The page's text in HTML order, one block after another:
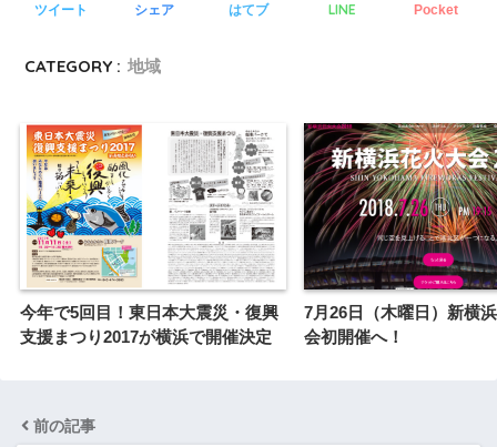
ツイート シェア はてブ LINE Pocket
CATEGORY : 地域
今年で5回目！東日本大震災・復興
支援まつり2017が横浜で開催決定
7月26日（木曜日）新横
会初開催へ！
前の記事